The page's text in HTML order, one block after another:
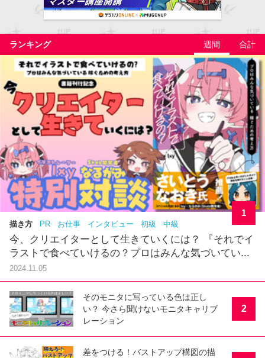
ランキング 週間 合計
描き方 PR お仕事 インタビュー 初級 中級
今、クリエイターとして生きていくには？ 『それでイ
ラストで食べていけるの？プロはみんな気づいてい...
2024.11.05
1
そのモニタに写っている色は正し
い？ 今さら聞けないモニタキャリブ
レーション
2
差をつける！バストアップ構図の描